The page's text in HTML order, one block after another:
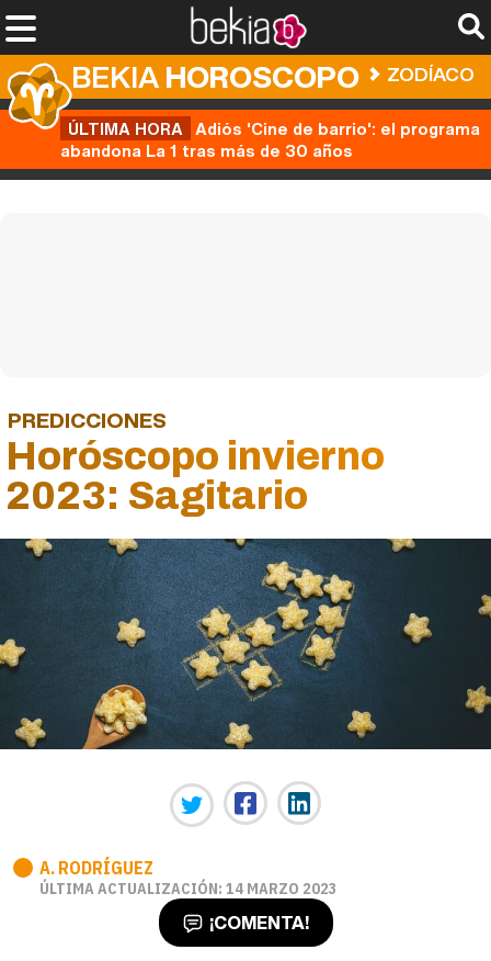
BEKIAHOROSCOPO ZODÍACO
ÚLTIMA HORA Adiós 'Cine de barrio': el programa
abandona La 1 tras más de 30 años
PREDICCIONES
Horóscopo invierno
2023: Sagitario
A. RODRÍGUEZ
ÚLTIMA ACTUALIZACIÓN: 14 MARZO 2023
¡COMENTA!